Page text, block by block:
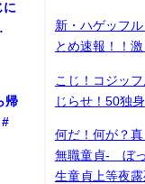
に
帰
新・ハゲッフ
とめ速報！！
こじ！コジッ
じらせ！50独
何だ！何が？
無職童貞- ぼ
生童貞上等夜露